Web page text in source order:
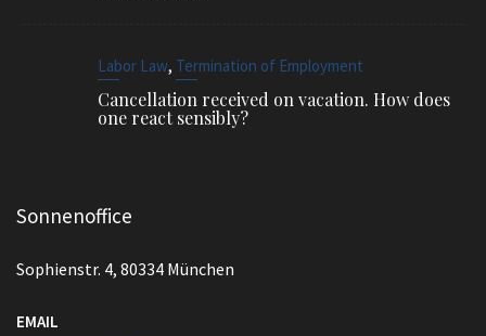
Labor Law, Termination of Employment
Cancellation received on vacation. How does
one react sensibly?
Sonnenoffice
Sophienstr. 4, 80334 München
EMAIL